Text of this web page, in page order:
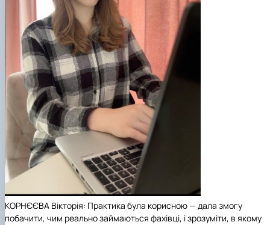
КОРНЄЄВА Вікторія: Практика була корисною — дала змогу
побачити, чим реально займаються фахівці, і зрозуміти, в якому